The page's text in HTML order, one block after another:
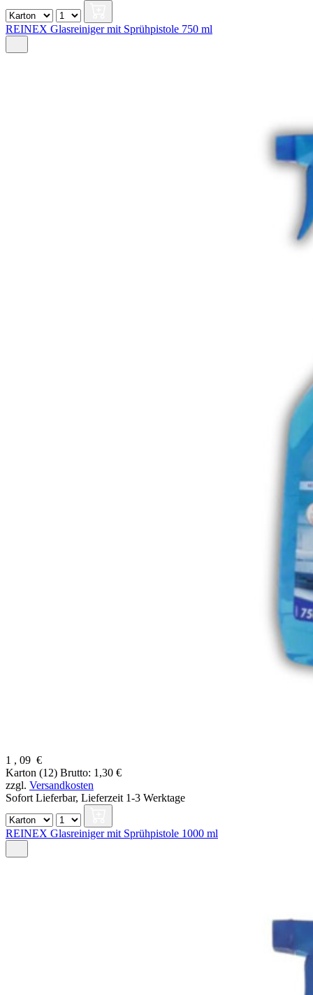
REINEX Glasreiniger mit Sprühpistole 750 ml
1 , 09 €
Karton (12) Brutto: 1,30 €
zzgl. Versandkosten
Sofort Lieferbar, Lieferzeit 1-3 Werktage
REINEX Glasreiniger mit Sprühpistole 1000 ml